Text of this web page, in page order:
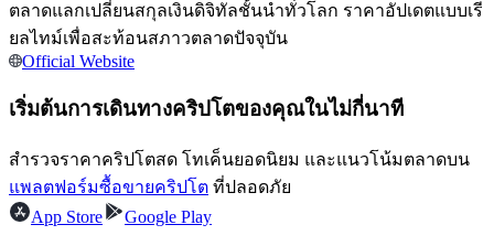
ข้อมูล
การวิเคราะห์ข้อมูลขนาดใหญ่ รวมถึงข้อมูลการค้า ฯลฯ
ตลาดแลกเปลี่ยนสกุลเงินดิจิทัลชั้นนำทั่วโลก ราคาอัปเดตแบบเรี
ยลไทม์เพื่อสะท้อนสภาวตลาดปัจจุบัน
Official Website
เริ่มต้นการเดินทางคริปโตของคุณในไม่กี่นาที
สำรวจราคาคริปโตสด โทเค็นยอดนิยม และแนวโน้มตลาดบน
แพลตฟอร์มซื้อขายคริปโต ที่ปลอดภัย
App Store
Google Play